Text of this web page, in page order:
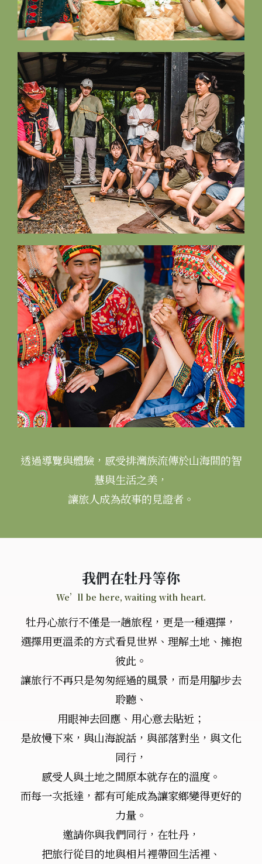
透過導覽與體驗，感受排灣族流傳於山海間的智
慧與生活之美，
讓旅人成為故事的見證者。
我們在牡丹等你
We’ll be here, waiting with heart.
牡丹心旅行不僅是一趟旅程，更是一種選擇，
選擇用更溫柔的方式看見世界、理解土地、擁抱
彼此。
讓旅行不再只是匆匆經過的風景，而是用腳步去
聆聽、
用眼神去回應、用心意去貼近；
是放慢下來，與山海說話，與部落對坐，與文化
同行，
感受人與土地之間原本就存在的溫度。
而每一次抵達，都有可能成為讓家鄉變得更好的
力量。
邀請你與我們同行，在牡丹，
把旅行從目的地與相片裡帶回生活裡、